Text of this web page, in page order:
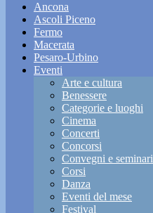
Ancona
Ascoli Piceno
Fermo
Macerata
Pesaro-Urbino
Eventi
Arte e cultura
Benessere
Categorie e luoghi
Cinema
Concerti
Concorsi
Convegni e seminari
Corsi
Danza
Eventi del mese
Festival